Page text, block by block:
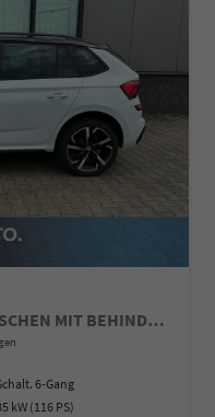
Selection *ANGEBOT FÜR MENSCHEN MIT BEHINDERUNG AB 50%! 1.0 TSI 115PS, Klimaanlage, Sitzheizung, Parksensoren hinten, LED-Scheinwerfer, Tempomat, Infotainment 8", Virtual Cockpit Nebelscheinwerfer, Dachreling
6-Gang
kW (116 PS)